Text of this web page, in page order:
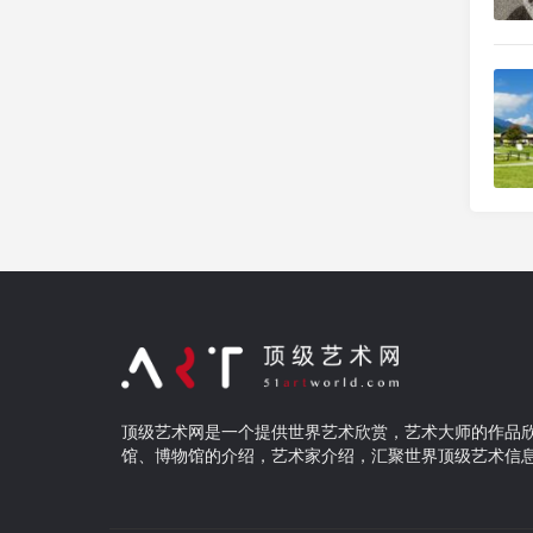
顶级艺术网是一个提供世界艺术欣赏，艺术大师的作品
馆、博物馆的介绍，艺术家介绍，汇聚世界顶级艺术信